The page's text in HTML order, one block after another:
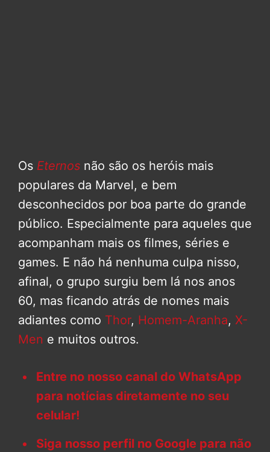
Os Eternos não são os heróis mais
populares da Marvel, e bem
desconhecidos por boa parte do grande
público. Especialmente para aqueles que
acompanham mais os filmes, séries e
games. E não há nenhuma culpa nisso,
afinal, o grupo surgiu bem lá nos anos
60, mas ficando atrás de nomes mais
adiantes como Thor, Homem-Aranha, X-
Men e muitos outros.
Entre no nosso canal do WhatsApp
para notícias diretamente no seu
celular!
Siga nosso perfil no Google para não